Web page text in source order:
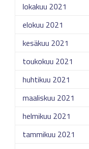
lokakuu 2021
elokuu 2021
kesäkuu 2021
toukokuu 2021
huhtikuu 2021
maaliskuu 2021
helmikuu 2021
tammikuu 2021